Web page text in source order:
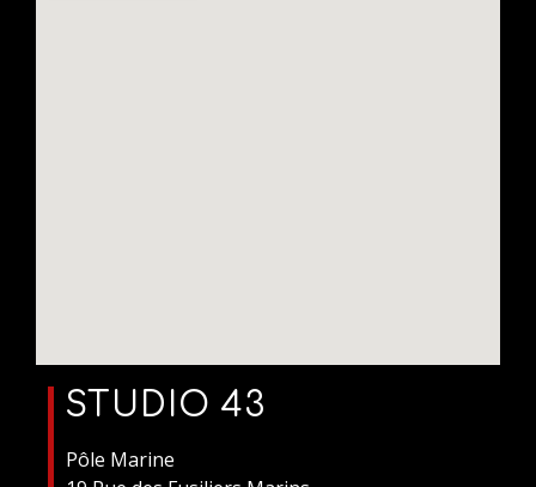
STUDIO 43
Pôle Marine